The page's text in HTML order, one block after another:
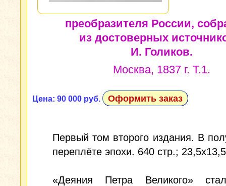
преобразителя России,
из достоверных
И. Голиков.
Москва, 1837 г. Т.1.
Цена: 90 000 руб. Оформить заказ
Первый том второго издания. В
переплёте эпохи. 640 стр.;
«Деяния Петра Великого»